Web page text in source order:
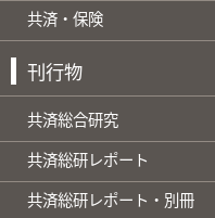
共済・保険
刊行物
共済総合研究
共済総研レポート
共済総研レポート・別冊